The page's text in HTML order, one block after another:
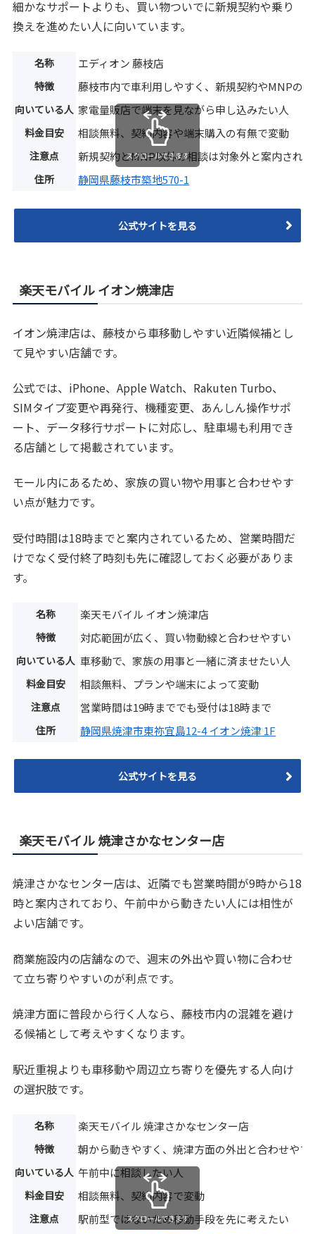
細かなサポートよりも、買い物ついでに新規契約や乗り
換えを進めたい人に向いています。
名称 エディオン 藤枝店
特徴 藤枝市内で車利用しやすく、新規契約やMNPの
向いている人 家電量販店で端末を見ながら申し込みたい人
料金目安 相談無料、契約内容や端末購入の有無で変動
注意点 新規契約とMNP以外の相談は対象外と案内され
住所 静岡県藤枝市築地570-1
スクロールできます
公式サイトを見る
楽天モバイル イオン焼津店
イオン焼津店は、藤枝から車移動しやすい近隣候補とし
て見やすい店舗です。
公式では、iPhone、Apple Watch、Rakuten Turbo、
SIMタイプ変更や再発行、機種変更、あんしん操作サポ
ート、データ移行サポートに対応し、駐車場も利用でき
る店舗として掲載されています。
モール内にあるため、家族の買い物や用事と合わせやす
い点が魅力です。
受付時間は18時までと案内されているため、営業時間だ
けでなく受付終了時刻も先に確認しておく必要がありま
す。
名称 楽天モバイル イオン焼津店
特徴 対応範囲が広く、買い物動線と合わせやすい
向いている人 車移動で、家族の用事と一緒に済ませたい人
料金目安 相談無料、プランや端末によって変動
注意点 営業時間は19時まででも受付は18時まで
住所 静岡県焼津市東祢宜島12-4 イオン焼津 1F
公式サイトを見る
楽天モバイル 焼津さかなセンター店
焼津さかなセンター店は、近隣でも営業時間が9時から18
時と案内されており、午前中から動きたい人には相性が
よい店舗です。
商業施設内の店舗なので、週末の外出や買い物に合わせ
て立ち寄りやすいのが利点です。
焼津方面に普段から行く人なら、藤枝市内の混雑を避け
る候補として考えやすくなります。
駅近重視よりも車移動や周辺立ち寄りを優先する人向け
の選択肢です。
名称 楽天モバイル 焼津さかなセンター店
特徴 朝から動きやすく、焼津方面の外出と合わせやす
向いている人 午前中に相談したい人
料金目安 相談無料、契約内容で変動
注意点 駅前型ではないため移動手段を先に考えたい
スクロールできます